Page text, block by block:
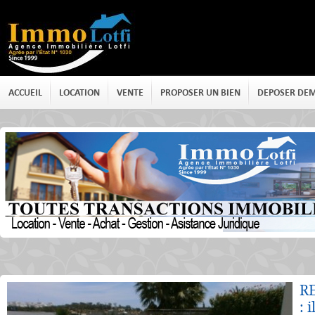
ACCUEIL LOCATION VENTE PROPOSER UN BIEN DEPOSER
Détails
: